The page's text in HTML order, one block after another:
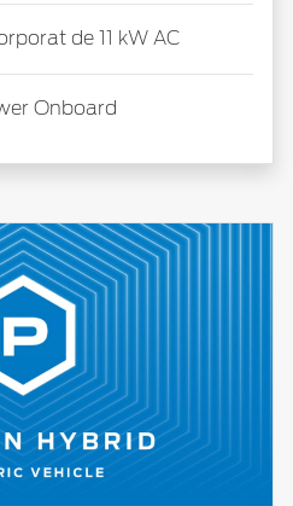
de 11 kW AC
Onboard